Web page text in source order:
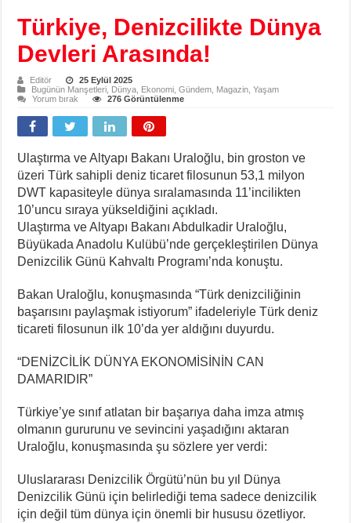
Türkiye, Denizcilikte Dünya
Devleri Arasında!
Editör
25 Eylül 2025
Bugünün Manşetleri Dünya Ekonomi ,Gündem Magazin ,Yaşam
Yorum bırak
276 Görüntülenme
Ulaştırma ve Altyapı Bakanı Uraloğlu, bin groston ve
üzeri Türk sahipli deniz ticaret filosunun 53,1 milyon
DWT kapasiteyle dünya sıralamasında 11’incilikten
10’uncu sıraya yükseldiğini açıkladı.
Ulaştırma ve Altyapı Bakanı Abdulkadir Uraloğlu,
Büyükada Anadolu Kulübü’nde gerçekleştirilen Dünya
Denizcilik Günü Kahvaltı Programı’nda konuştu.
Bakan Uraloğlu, konuşmasında “Türk denizciliğinin
başarısını paylaşmak istiyorum” ifadeleriyle Türk deniz
ticareti filosunun ilk 10’da yer aldığını duyurdu.
“DENİZCİLİK DÜNYA EKONOMİSİNİN CAN
DAMARIDIR”
Türkiye’ye sınıf atlatan bir başarıya daha imza atmış
olmanın gururunu ve sevincini yaşadığını aktaran
Uraloğlu, konuşmasında şu sözlere yer verdi:
Uluslararası Denizcilik Örgütü’nün bu yıl Dünya
Denizcilik Günü için belirlediği tema sadece denizcilik
için değil tüm dünya için önemli bir hususu özetliyor.